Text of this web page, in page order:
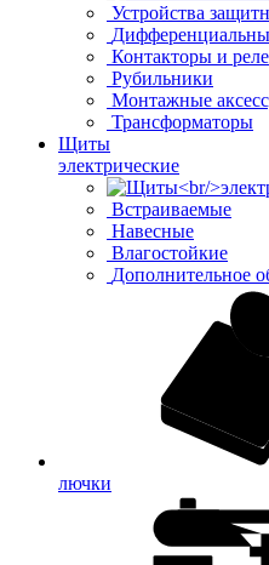
Устройства
Контакторы и реле
Рубильники
Монтажные
Трансформаторы
Щиты
электрические
Встраиваемые
Навесные
Влагостойкие
Дополнительное
лючки